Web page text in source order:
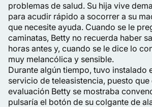
problemas de salud. Su hija vive
para acudir rápido a socorrer a su
que necesite ayuda. Cuando se le
caminatas, Betty no recuerda haber
horas antes y, cuando se le dice lo
muy melancólica y sensible.
Durante algún tiempo, tuvo instalado
servicio de teleasistencia, puesto que
evaluación Betty se mostraba
pulsaría el botón de su colgante de